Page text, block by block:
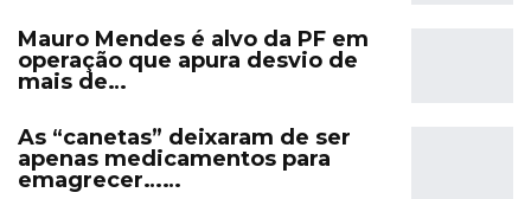
Mauro Mendes é alvo da PF em
operação que apura desvio de
mais de…
As “canetas” deixaram de ser
apenas medicamentos para
emagrecer……